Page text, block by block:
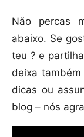
Não percas
abaixo. Se
teu ? e
deixa
dicas ou
blog – nós